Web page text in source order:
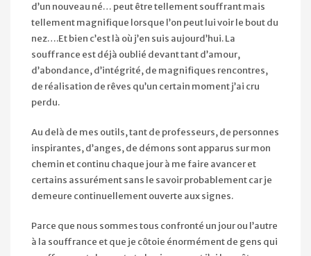
d’un nouveau né… peut être tellement souffrant mais
tellement magnifique lorsque l’on peut lui voir le bout du
nez….Et bien c’est là où j’en suis aujourd’hui. La
souffrance est déjà oublié devant tant d’amour,
d’abondance, d’intégrité, de magnifiques rencontres,
de réalisation de rêves qu’un certain moment j’ai cru
perdu.
Au delà de mes outils, tant de professeurs, de personnes
inspirantes, d’anges, de démons sont apparus sur mon
chemin et continu chaque jour à me faire avancer et
certains assurément sans le savoir probablement car je
demeure continuellement ouverte aux signes.
Parce que nous sommes tous confronté un jour ou l’autre
à la souffrance et que je côtoie énormément de gens qui